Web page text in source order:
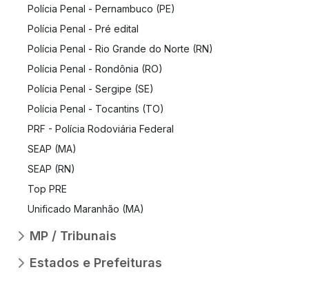
Polícia Penal - Pernambuco (PE)
Polícia Penal - Pré edital
Polícia Penal - Rio Grande do Norte (RN)
Polícia Penal - Rondônia (RO)
Polícia Penal - Sergipe (SE)
Polícia Penal - Tocantins (TO)
PRF - Polícia Rodoviária Federal
SEAP (MA)
SEAP (RN)
Top PRE
Unificado Maranhão (MA)
MP / Tribunais
Estados e Prefeituras